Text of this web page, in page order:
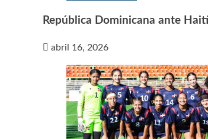
República Dominicana ante
abril 16, 2026